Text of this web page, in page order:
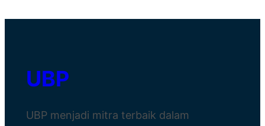
UBP
UBP menjadi mitra terbaik dalam